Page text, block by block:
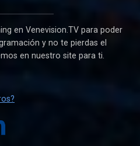
en Venevision.TV para poder
y no te pierdas el
en nuestro site para ti.